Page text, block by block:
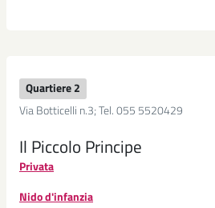
Quartiere 2
Via Botticelli n.3; Tel. 055 5520429
Il Piccolo Principe
Privata
Nido d'infanzia